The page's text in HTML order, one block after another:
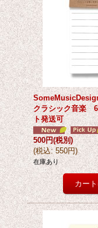
クラシック音楽
ト発送可
500円(税別)
(税込: 550円)
在庫あり